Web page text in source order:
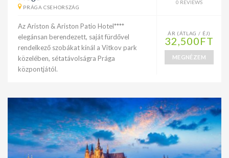
PRÁGA CSEHORSZÁG
0 REVIEWS
Az Ariston & Ariston Patio Hotel****
elegánsan berendezett, saját fürdővel
rendelkező szobákat kínál a Vitkov park
közelében, sétatávolságra Prága
központjától.
ÁR (ÁTLAG / ÉJ)
32,500FT
MEGNÉZEM